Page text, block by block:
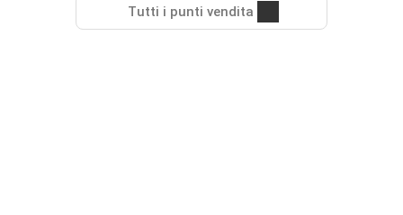
Tutti i punti vendita